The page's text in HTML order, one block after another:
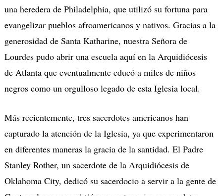
una heredera de Philadelphia, que utilizó su fortuna para
evangelizar pueblos afroamericanos y nativos. Gracias a la
generosidad de Santa Katharine, nuestra Señora de
Lourdes pudo abrir una escuela aquí en la Arquidiócesis
de Atlanta que eventualmente educó a miles de niños
negros como un orgulloso legado de esta Iglesia local.
Más recientemente, tres sacerdotes americanos han
capturado la atención de la Iglesia, ya que experimentaron
en diferentes maneras la gracia de la santidad. El Padre
Stanley Rother, un sacerdote de la Arquidiócesis de
Oklahoma City, dedicó su sacerdocio a servir a la gente de